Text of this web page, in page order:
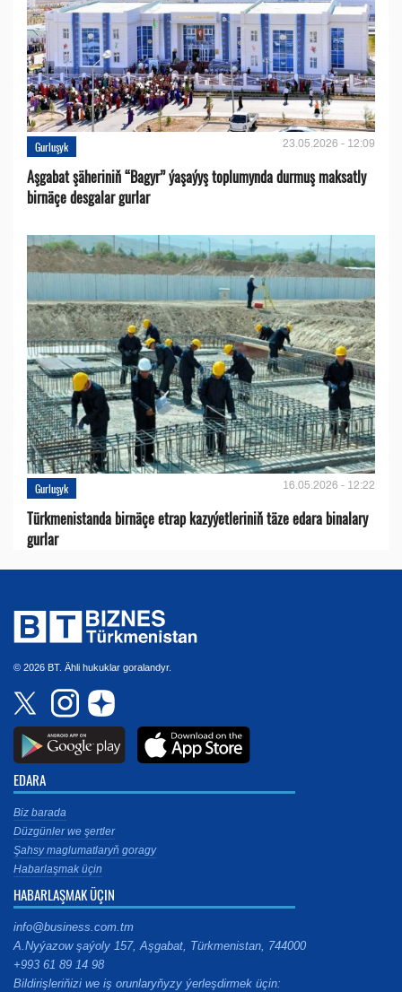
Gurluşyk 23.05.2026 - 12:09
Aşgabat şäheriniň “Bagyr” ýaşaýyş toplumynda durmuş maksatly
birnäçe desgalar gurlar
Gurluşyk 16.05.2026 - 12:22
Türkmenistanda birnäçe etrap kazyýetleriniň täze edara binalary
gurlar
© 2026 BT. Ähli hukuklar goralandyr.
EDARA
Biz barada
Düzgünler we şertler
Şahsy maglumatlaryň goragy
Habarlaşmak üçin
HABARLAŞMAK ÜÇIN
info@business.com.tm
A.Nyýazow şaýoly 157, Aşgabat, Türkmenistan, 744000
+993 61 89 14 98
Bildirişleriňizi we iş orunlaryňyzy ýerleşdirmek üçin: